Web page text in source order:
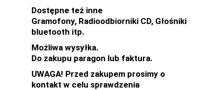
Dostępne też inne
Gramofony, Radioodbiorniki CD, Głośniki
bluetooth itp.
Możliwa wysyłka.
Do zakupu paragon lub faktura.
UWAGA! Przed zakupem prosimy o
kontakt w celu sprawdzenia